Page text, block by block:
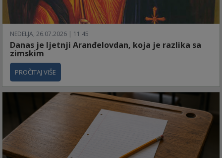
NEDELJA, 26.07.2026 | 11:45
Danas je ljetnji Aranđelovdan, koja je razlika sa
zimskim
PROČITAJ VIŠE